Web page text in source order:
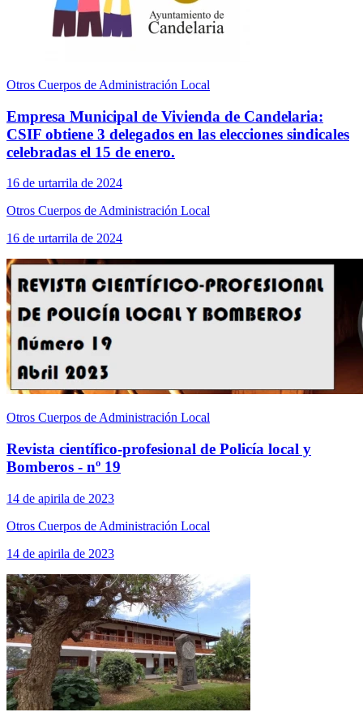
Otros Cuerpos de Administración Local
Empresa Municipal de Vivienda de Candelaria:
CSIF obtiene 3 delegados en las elecciones sindicales
celebradas el 15 de enero.
16 de urtarrila de 2024
Otros Cuerpos de Administración Local
16 de urtarrila de 2024
Otros Cuerpos de Administración Local
Revista científico-profesional de Policía local y
Bomberos - nº 19
14 de apirila de 2023
Otros Cuerpos de Administración Local
14 de apirila de 2023